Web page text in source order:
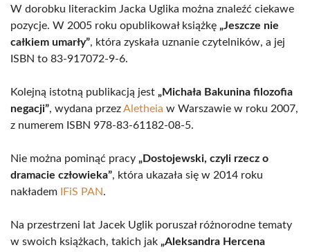
W dorobku literackim Jacka Uglika można znaleźć ciekawe
pozycje. W 2005 roku opublikował książkę „Jeszcze nie
całkiem umarły”, która zyskała uznanie czytelników, a jej
ISBN to 83-917072-9-6.
Kolejną istotną publikacją jest „Michała Bakunina filozofia
negacji”, wydana przezAletheia w Warszawie w roku 2007,
z numerem ISBN 978-83-61182-08-5.
Nie można pominąć pracy „Dostojewski, czyli rzecz o
dramacie człowieka”, która ukazała się w 2014 roku
nakładem
IFiS PAN.
Na przestrzeni lat Jacek Uglik poruszał różnorodne tematy
w swoich książkach, takich jak „Aleksandra Hercena